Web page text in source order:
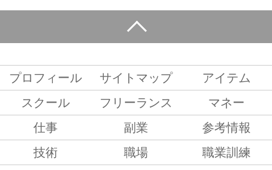
プロフィール サイトマップ
アイテム
スクール
フリーランス
マネー
仕事
副業
参考情報
技術
職場
職業訓練